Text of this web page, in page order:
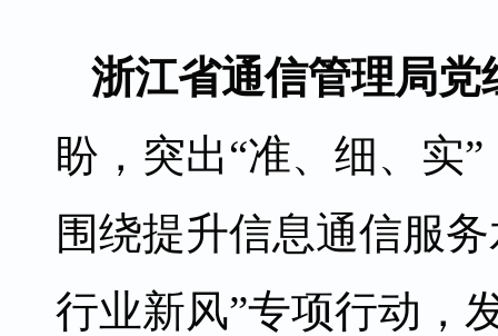
浙江省通信管理局党
盼，突出“准、细、实
围绕提升信息通信服
行业新风”专项行动，